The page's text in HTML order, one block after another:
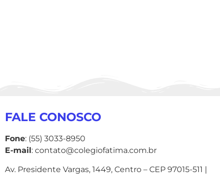
FALE CONOSCO
Fone: (55) 3033-8950
E-mail: contato@colegiofatima.com.br
Av. Presidente Vargas, 1449, Centro – CEP 97015-511 |